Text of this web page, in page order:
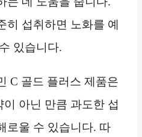
히 섭취하면 노화를 예
있습니다.
C 골드 플러스 제품은
아닌 만큼 과도한 섭
로울 수 있습니다. 따